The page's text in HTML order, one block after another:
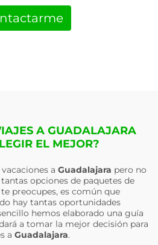
A GUADALAJARA
EL MEJOR?
a Guadalajara pero no
opciones de paquetes de
te preocupes, es común que
hay tantas oportunidades
hemos elaborado una guía
a tomar la mejor decisión para
a Guadalajara.